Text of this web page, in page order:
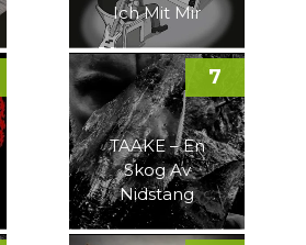
Ich Mit Mir
TAAKE – En
Skog Av
Nidstang
7